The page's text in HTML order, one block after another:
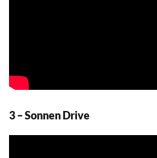
3 – Sonnen Drive